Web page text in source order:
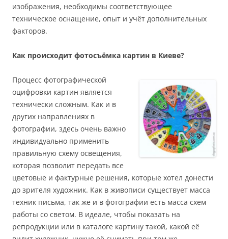
изображения, необходимы соответствующее
техническое оснащение, опыт и учёт дополнительных
факторов.
Как происходит фотосъёмка картин в Киеве?
Процесс фотографической
оцифровки картин является
технически сложным. Как и в
других направлениях в
фотографии, здесь очень важно
индивидуально применить
правильную схему освещения,
которая позволит передать все
цветовые и фактурные решения, которые хотел донести
до зрителя художник. Как в живописи существует масса
техник письма, так же и в фотографии есть масса схем
работы со светом. В идеале, чтобы показать на
репродукции или в каталоге картину такой, какой её